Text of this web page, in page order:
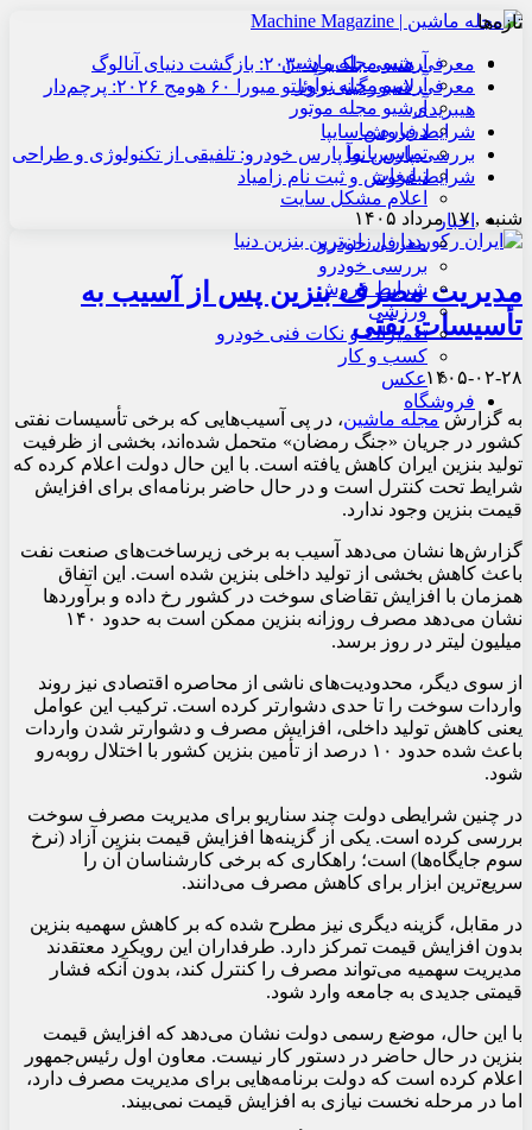
آرشیو مجله ماشین
آرشیو مجله نوآور
آرشیو مجله موتور
درباره ما
تماس با ما
تبلیغات
اعلام مشکل سایت
اخبار
معرفی خودرو
بررسی خودرو
شرایط فروش
ورزشی
تعمیرات و نکات فنی خودرو
کسب و کار
عکس
فروشگاه
تازه‌ها
معرفی هنسی بلک‌برد ۲۰۳۰: بازگشت دنیای آنالوگ
معرفی لامبورگینی روئلتو میورا ۶۰ هومج ۲۰۲۶: پرچم‌دار
هیبریدی
شرایط فروش سایپا
بررسی پارس نوآ پارس خودرو: تلفیقی از تکنولوژی و طراحی
شرایط فروش و ثبت نام زامیاد
شنبه , ۱۷ مرداد ۱۴۰۵
مدیریت مصرف بنزین پس از آسیب به
تأسیسات نفتی
۱۴۰۵-۰۲-۲۸
به گزارش مجله ماشین، در پی آسیب‌هایی که برخی تأسیسات نفتی
کشور در جریان «جنگ رمضان» متحمل شده‌اند، بخشی از ظرفیت
تولید بنزین ایران کاهش یافته است. با این حال دولت اعلام کرده که
شرایط تحت کنترل است و در حال حاضر برنامه‌ای برای افزایش
قیمت بنزین وجود ندارد.
گزارش‌ها نشان می‌دهد آسیب به برخی زیرساخت‌های صنعت نفت
باعث کاهش بخشی از تولید داخلی بنزین شده است. این اتفاق
همزمان با افزایش تقاضای سوخت در کشور رخ داده و برآوردها
نشان می‌دهد مصرف روزانه بنزین ممکن است به حدود ۱۴۰
میلیون لیتر در روز برسد.
از سوی دیگر، محدودیت‌های ناشی از محاصره اقتصادی نیز روند
واردات سوخت را تا حدی دشوارتر کرده است. ترکیب این عوامل
یعنی کاهش تولید داخلی، افزایش مصرف و دشوارتر شدن واردات
باعث شده حدود ۱۰ درصد از تأمین بنزین کشور با اختلال روبه‌رو
شود.
در چنین شرایطی دولت چند سناریو برای مدیریت مصرف سوخت
بررسی کرده است. یکی از گزینه‌ها افزایش قیمت بنزین آزاد (نرخ
سوم جایگاه‌ها) است؛ راهکاری که برخی کارشناسان آن را
سریع‌ترین ابزار برای کاهش مصرف می‌دانند.
در مقابل، گزینه دیگری نیز مطرح شده که بر کاهش سهمیه بنزین
بدون افزایش قیمت تمرکز دارد. طرفداران این رویکرد معتقدند
مدیریت سهمیه می‌تواند مصرف را کنترل کند، بدون آنکه فشار
قیمتی جدیدی به جامعه وارد شود.
با این حال، موضع رسمی دولت نشان می‌دهد که افزایش قیمت
بنزین در حال حاضر در دستور کار نیست. معاون اول رئیس‌جمهور
اعلام کرده است که دولت برنامه‌هایی برای مدیریت مصرف دارد،
اما در مرحله نخست نیازی به افزایش قیمت نمی‌بیند.